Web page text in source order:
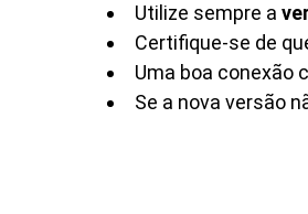
Utilize sempre a
Certifique-se de
Uma boa conexão
Se a nova versão